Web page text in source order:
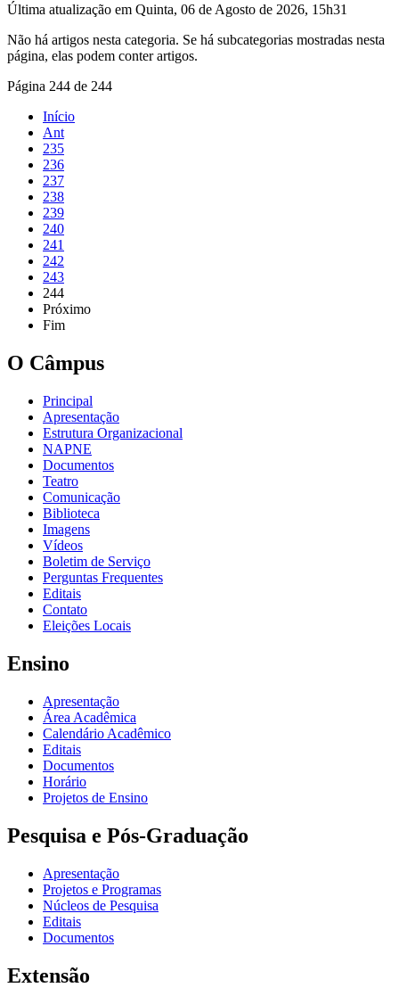
Última atualização em Quinta, 06 de Agosto de 2026, 15h31
Não há artigos nesta categoria. Se há subcategorias mostradas nesta
página, elas podem conter artigos.
Página 244 de 244
Início
Ant
235
236
237
238
239
240
241
242
243
244
Próximo
Fim
O Câmpus
Principal
Apresentação
Estrutura Organizacional
NAPNE
Documentos
Teatro
Comunicação
Biblioteca
Imagens
Vídeos
Boletim de Serviço
Perguntas Frequentes
Editais
Contato
Eleições Locais
Ensino
Apresentação
Área Acadêmica
Calendário Acadêmico
Editais
Documentos
Horário
Projetos de Ensino
Pesquisa e Pós-Graduação
Apresentação
Projetos e Programas
Núcleos de Pesquisa
Editais
Documentos
Extensão